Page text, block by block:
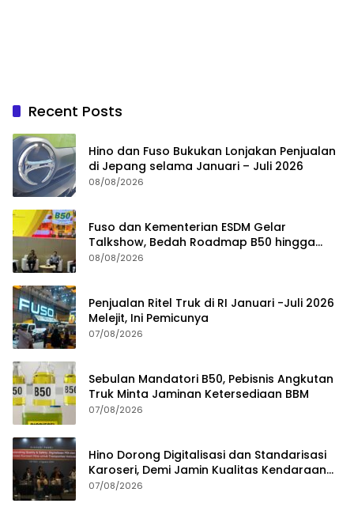
Recent Posts
Hino dan Fuso Bukukan Lonjakan Penjualan
di Jepang selama Januari – Juli 2026
08/08/2026
Fuso dan Kementerian ESDM Gelar
Talkshow, Bedah Roadmap B50 hingga
Dampaknya
08/08/2026
Penjualan Ritel Truk di RI Januari -Juli 2026
Melejit, Ini Pemicunya
07/08/2026
Sebulan Mandatori B50, Pebisnis Angkutan
Truk Minta Jaminan Ketersediaan BBM
07/08/2026
Hino Dorong Digitalisasi dan Standarisasi
Karoseri, Demi Jamin Kualitas Kendaraan
Pelanggan
07/08/2026